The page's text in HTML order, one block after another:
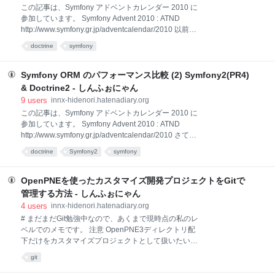
です。 このプラグインにはカスタマイズ可能なモデル
(ユーザーオブジェクト、グループオブジェ クト、パ
ーミッションオブジェクト)、モジュール (バックエン
ド、フロ
この記事は、Symfony アドベントカレンダー 2010 に
参加しています。 Symfony Advent 2010 : ATND
http://www.symfony.gr.jp/adventcalendar/2010 以前、
ゃんという記事を書きました。その記事が2009年9月
私はその記事以降、Doctrine が（パフォーマンス的に
も）結構使えるということが分かり、すっかり
Doctrine 使いになってしまっています。その後
ンアップしていますので、比較結果に変化があるかも
しれません。 また、現在最も気になるのは、Symfony
2 と Doctrine2 のパフォーマンスじゃないでしょう
doctrine symfony
Symfony ORM のパフォーマンス比較 (2) Symfony2(PR4)
& Doctrine2 - しんふぉにゃん
9 users innx-hidenori.hatenadiary.org
この記事は、Symfony アドベントカレンダー 2010 に
参加しています。 Symfony Advent 2010 : ATND
http://www.symfony.gr.jp/adventcalendar/2010 さて、
って計測してみます。 この計測を行うには、以下のよ
いと思います。 Symfony2/Doctrine2 環境でのエンテ
ィティクラスの準備 Symfony2 でコマンドの作成 今回
は、上記準備は整っているものとして、計測に使った
ンは以下です。 Symfony2 PR4 Doctrine2 ORM
BETA4 ※Symfony2 Sandbox に付属している
Doctrine2 ORM は BETA4
doctrine Symfony2 symfony
OpenPNEを使ったカスタマイズ開発プロジェクトをGitで
管理する方法 - しんふぉにゃん
4 users innx-hidenori.hatenadiary.org
# まだまだGit勉強中なので、あくまで現時点の私のレ
ベルでのメモです。 注意 OpenPNE3ディレクトリ配
下だけをカスタマイズプロジェクトとして扱いたいだ
ンチを作ればよいと思います。 状況とやりたいこと 状
git